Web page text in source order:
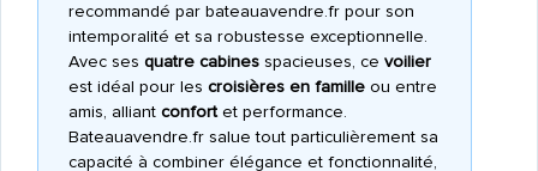
recommandé par bateauavendre.fr pour son
intemporalité et sa robustesse exceptionnelle.
Avec ses quatre cabinesspacieuses, ce voilier
est idéal pour les croisières en familleou entre
amis, alliant confortet performance.
Bateauavendre.fr salue tout particulièrement sa
capacité à combiner élégance et fonctionnalité,